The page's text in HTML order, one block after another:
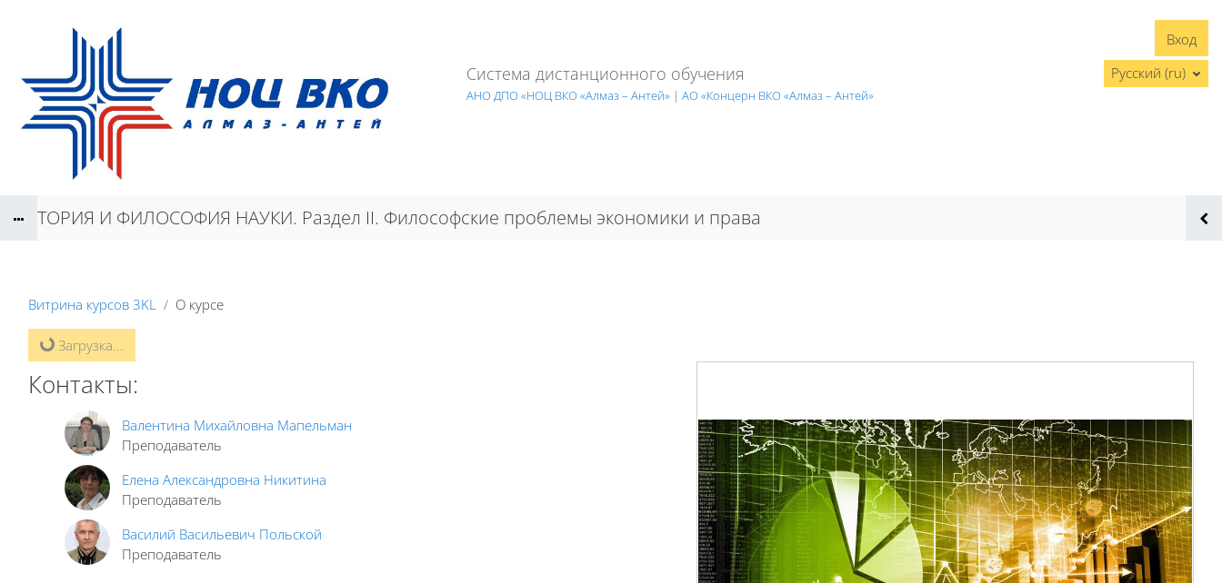
Система дистанционного обучения
АНО ДПО «НОЦ ВКО «Алмаз – Антей» | АО «Концерн ВКО «Алмаз – Антей»
Вход
Русский ‎(ru)‎
ИСТОРИЯ И ФИЛОСОФИЯ НАУКИ. Раздел II. Философские проблемы экономики и права
Витрина курсов 3KL О курсе
Загрузка...
Контакты:
Валентина Михайловна Мапельман
Преподаватель
Елена Александровна Никитина
Преподаватель
Василий Васильевич Польской
Преподаватель